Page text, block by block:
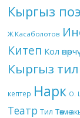
Кыргыз
Ж.Касаболотов
Китеп Кол
Кыргыз
кептер Нарк О.
Театр Тил Төкмө